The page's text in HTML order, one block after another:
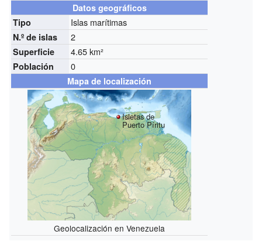
Datos geográficos
Tipo
Islas marítimas
N.º de islas 2
Superficie 4.65 km²
Población 0
Mapa de localización
Isletas de
Puerto Píritu
Geolocalización en Venezuela